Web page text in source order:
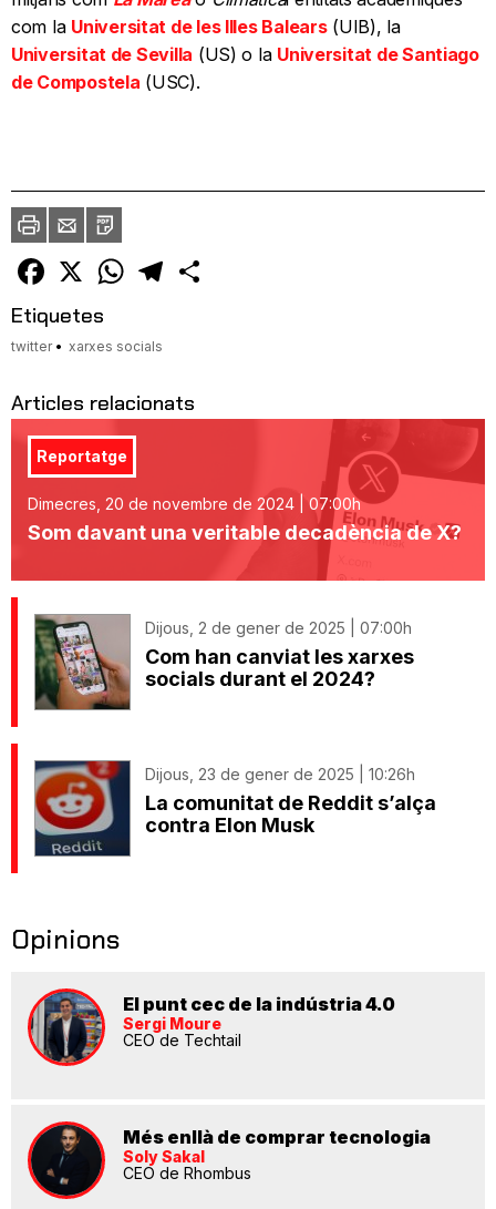
com la Universitat de les Illes Balears(UIB), la
Universitat de Sevilla (US) o la Universitat de Santiago
de Compostela (USC).
ImprimirEnvia
un
amic
PDF
Facebook
X WhatsAppTelegram
Etiquetes
twitter xarxes socials
Articles relacionats
Reportatge
Dimecres, 20 de novembre de 2024 | 07:00h
Som davant una veritable decadència de X?
Dijous, 2 de gener de 2025 | 07:00h
Com han canviat les xarxes
socials durant el 2024?
Dijous, 23 de gener de 2025 | 10:26h
La comunitat de Reddit s’alça
contra Elon Musk
Opinions
El punt cec de la indústria 4.0
Sergi Moure
CEO de Techtail
Més enllà de comprar tecnologia
Soly Sakal
CEO de Rhombus